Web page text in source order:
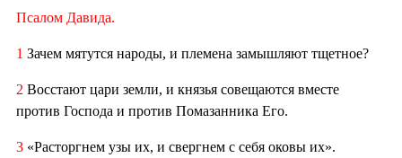
Псалом Давида.
1 Зачем мятутся народы, и племена замышляют тщетное?
2 Восстают цари земли, и князья совещаются вместе
против Господа и против Помазанника Его.
3 «Расторгнем узы их, и свергнем с себя оковы их».